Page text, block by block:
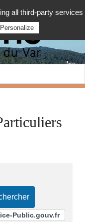
Public.gouv.fr
all third-party services
Personalize